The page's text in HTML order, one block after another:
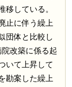
移している。
止に伴う繰上
団体と比較し
改築に係る起
いて上昇して
勘案した繰上